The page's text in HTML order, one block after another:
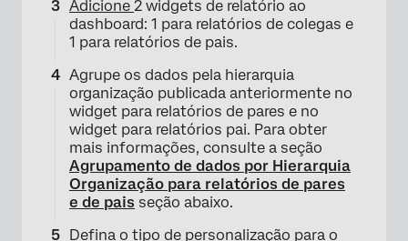
Adicione 2 widgets de relatório ao
dashboard: 1 para relatórios de colegas e
1 para relatórios de pais.
Agrupe os dados pela hierarquia
organização publicada anteriormente no
widget para relatórios de pares e no
widget para relatórios pai. Para obter
mais informações, consulte a seção
Agrupamento de dados por Hierarquia
Organização para relatórios de pares
e de pais seção abaixo.
Defina o tipo de personalização para o